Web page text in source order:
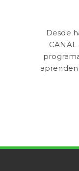
Desde
CANAL